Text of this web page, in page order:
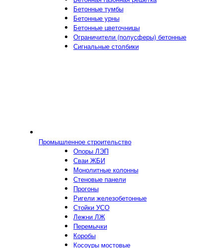
Бетонные тумбы
Бетонные урны
Бетонные цветочницы
Ограничители (полусферы) бетонные
Сигнальные столбики
Промышленное строительство
Опоры ЛЭП
Сваи ЖБИ
Монолитные колонны
Стеновые панели
Прогоны
Ригели железобетонные
Стойки УСО
Лежни ЛЖ
Перемычки
Коробы
Косоуры мостовые